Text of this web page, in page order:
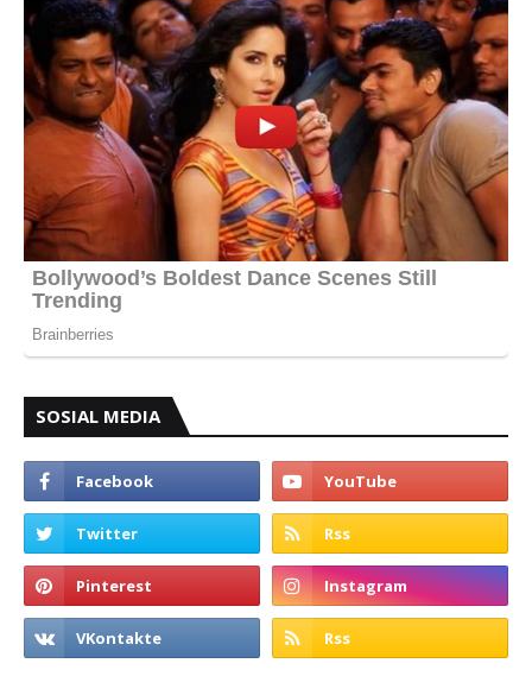
SOSIAL MEDIA